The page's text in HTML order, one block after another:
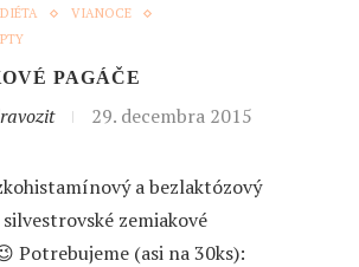
VIANOCE
PAGÁČE
29. decembra 2015
a bezlaktózový
zemiakové
Potrebujeme (asi na 30ks):